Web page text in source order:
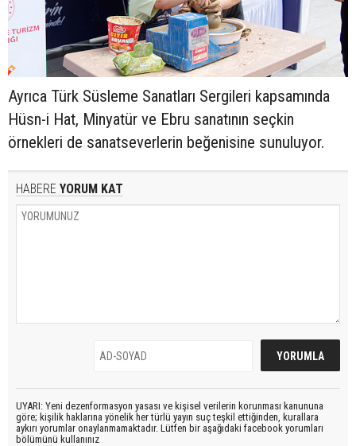
Ayrıca Türk Süsleme Sanatları Sergileri kapsamında
Hüsn-i Hat, Minyatür ve Ebru sanatının seçkin
örnekleri de sanatseverlerin beğenisine sunuluyor.
HABERE YORUM KAT
UYARI: Yeni dezenformasyon yasası ve kişisel verilerin korunması kanununa
göre; kişilik haklarına yönelik her türlü yayın suç teşkil ettiğinden, kurallara
aykırı yorumlar onaylanmamaktadır. Lütfen bir aşağıdaki facebook yorumları
bölümünü kullanınız